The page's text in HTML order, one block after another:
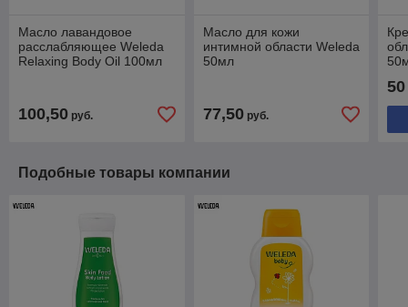
Масло лавандовое
расслабляющее Weleda
Relaxing Body Oil 100мл
100,50 руб.
Масло для кожи
интимной области Weleda
50мл
77,50руб.
50
Подобные товары компании